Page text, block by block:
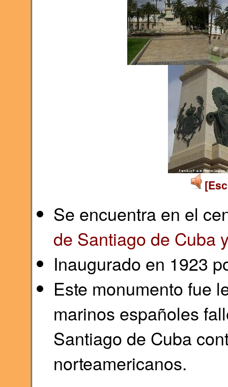
Se encuentra en el
de Santiago de Cuba
Inaugurado en 1923
Este monumento fue
marinos españoles
Santiago de Cuba
norteamericanos.